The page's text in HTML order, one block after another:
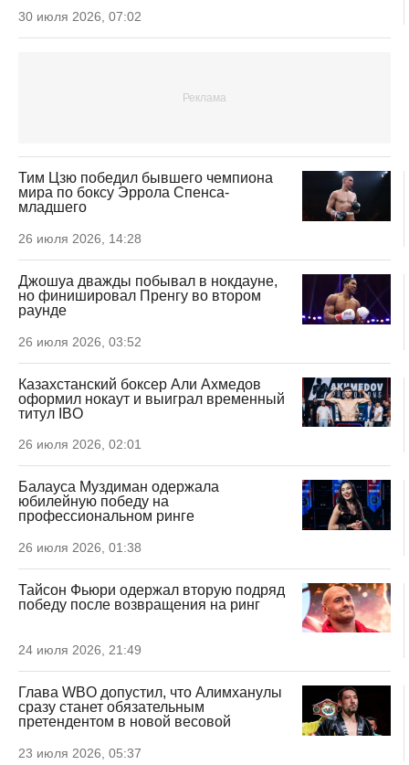
30 июля 2026, 07:02
Тим Цзю победил бывшего чемпиона
мира по боксу Эррола Спенса-
младшего
26 июля 2026, 14:28
Джошуа дважды побывал в нокдауне,
но финишировал Пренгу во втором
раунде
26 июля 2026, 03:52
Казахстанский боксер Али Ахмедов
оформил нокаут и выиграл временный
титул IBO
26 июля 2026, 02:01
Балауса Муздиман одержала
юбилейную победу на
профессиональном ринге
26 июля 2026, 01:38
Тайсон Фьюри одержал вторую подряд
победу после возвращения на ринг
24 июля 2026, 21:49
Глава WBO допустил, что Алимханулы
сразу станет обязательным
претендентом в новой весовой
23 июля 2026, 05:37